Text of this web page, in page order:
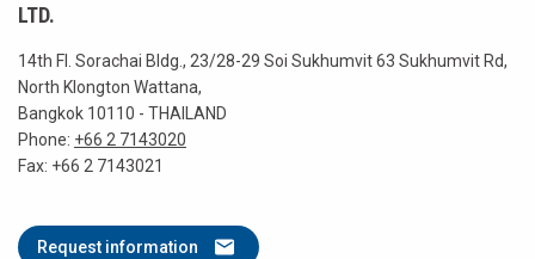
LTD.
14th Fl. Sorachai Bldg., 23/28-29 Soi Sukhumvit 63 Sukhumvit Rd,
North Klongton Wattana,
Bangkok 10110 - THAILAND
Phone: +66 2 7143020
Fax: +66 2 7143021
Request information